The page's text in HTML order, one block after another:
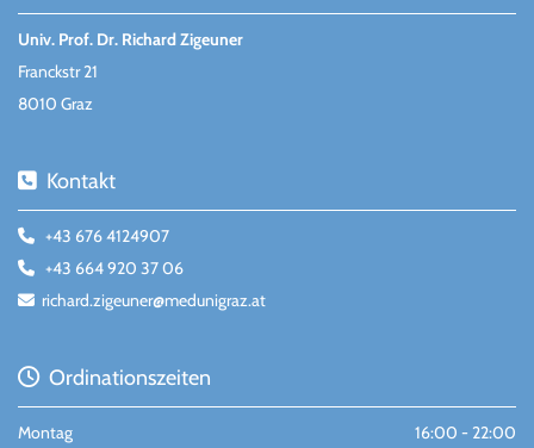
Univ. Prof. Dr. Richard Zigeuner
Franckstr 21
8010 Graz
 Kontakt
 +43 676 4124907
 +43 664 920 37 06
 richard.zigeuner@medunigraz.at
Ordinationszeiten
Montag
16:00 - 22:00